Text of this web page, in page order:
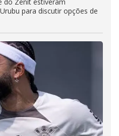
para discutir opções de